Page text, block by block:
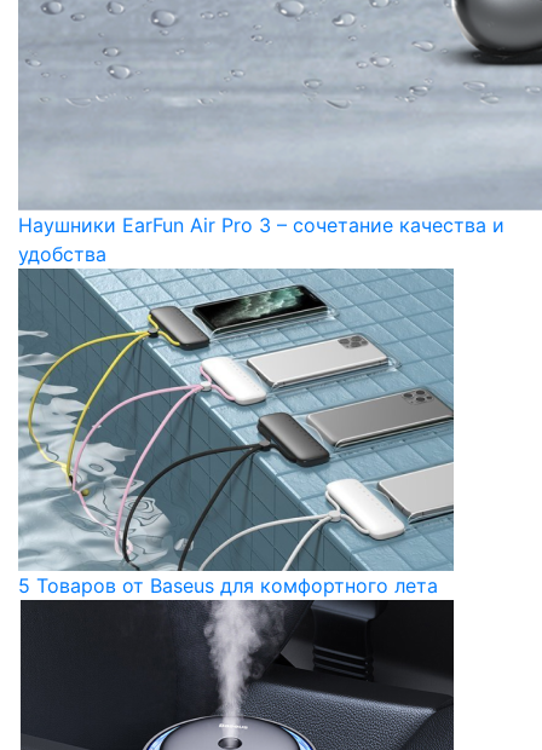
Наушники EarFun Air Pro 3 – сочетание качества и
удобства
5 Товаров от Baseus для комфортного лета